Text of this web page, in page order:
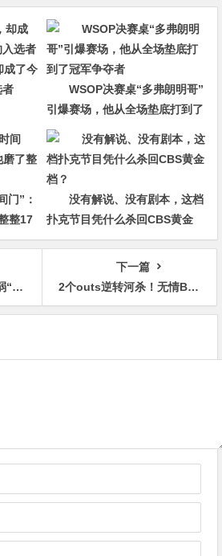
成了今
者
WSOP决赛桌“多弗朗明哥”
引爆赛场，他从全场垫底打到了
冠军争夺者
门”：
整17
没有解说、没有剧本，这档
扑克节目凭什么杀回CBS黄金
档？
略
下一篇
2个outs逆转河杀！无情Bad Beat造就HSP史上最大底池